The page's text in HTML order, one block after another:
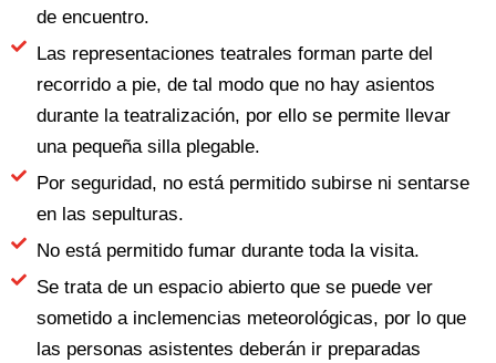
de encuentro.
Las representaciones teatrales forman parte del
recorrido a pie, de tal modo que no hay asientos
durante la teatralización, por ello se permite llevar
una pequeña silla plegable.
Por seguridad, no está permitido subirse ni sentarse
en las sepulturas.
No está permitido fumar durante toda la visita.
Se trata de un espacio abierto que se puede ver
sometido a inclemencias meteorológicas, por lo que
las personas asistentes deberán ir preparadas